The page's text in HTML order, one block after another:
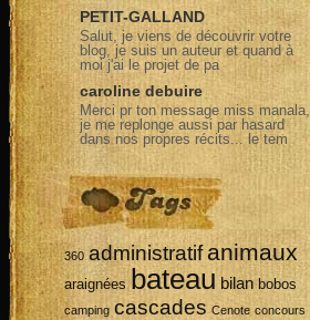
PETIT-GALLAND
Salut, je viens de découvrir votre
blog, je suis un auteur et quand à
moi j'ai le projet de pa
caroline debuire
Merci pr ton message miss manala,
je me replonge aussi par hasard
dans nos propres récits... le tem
360 administratifanimaux
araignées bateau bilan bobos
camping cascades Cenote concours